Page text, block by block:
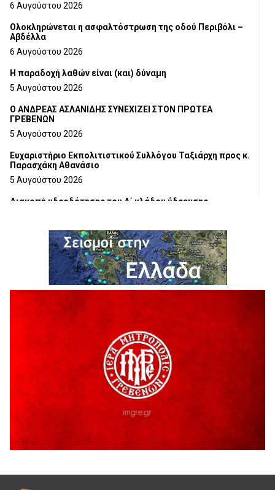
6 Αυγούστου 2026
Ολοκληρώνεται η ασφαλτόστρωση της οδού Περιβόλι –
Αβδέλλα
6 Αυγούστου 2026
H παραδοχή λαθών είναι (και) δύναμη
5 Αυγούστου 2026
Ο ΑΝΔΡΕΑΣ ΑΣΛΑΝΙΔΗΣ ΣΥΝΕΧΙΖΕΙ ΣΤΟΝ ΠΡΩΤΕΑ
ΓΡΕΒΕΝΩΝ
5 Αυγούστου 2026
Ευχαριστήριο Εκπολιτιστικού Συλλόγου Ταξιάρχη προς κ.
Παρασχάκη Αθανάσιο
5 Αυγούστου 2026
Διακοπή υδροδότησης του Α΄ κλάδου ύδρευσης
Η Marseaux στα Γρεβενά για μια μοναδική συναυλία
5 Αυγούστου 2026
Θερινό Σινεμά στο πλαίσιο του «Πολιτιστικού
Καλοκαιριού 2026» με την βραβευμένη ταινία «Μικρές
Ανάσες».
5 Αυγούστου 2026
Γρεβενά: Συνελήφθη 18χρονος αλλοδαπός, για κλοπή
εξοπλισμού γυμναστηρίου
5 Αυγούστου 2026
ΑΗ ΛΑΟΣ | 5 Αυγούστου | Υπαίθριο Θέατρο “Καστράκι”,
41η Γιορτή Κρασιού στο Τρίκωμο – «Γιορτή Παράδοσης»
5 Αυγούστου 2026